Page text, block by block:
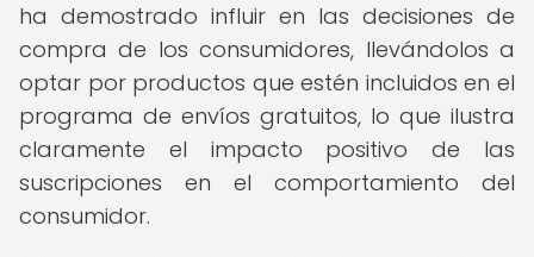
ha demostrado influir en las decisiones de
compra de los consumidores, llevándolos a
optar por productos que estén incluidos en el
programa de envíos gratuitos, lo que ilustra
claramente el impacto positivo de las
suscripciones en el comportamiento del
consumidor.